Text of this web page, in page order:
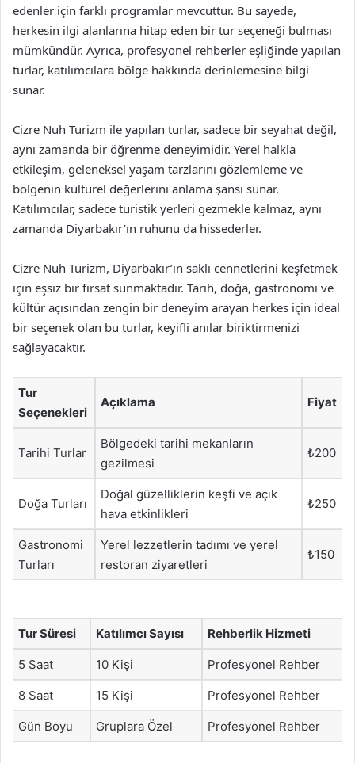
edenler için farklı programlar mevcuttur. Bu sayede,
herkesin ilgi alanlarına hitap eden bir tur seçeneği bulması
mümkündür. Ayrıca, profesyonel rehberler eşliğinde yapılan
turlar, katılımcılara bölge hakkında derinlemesine bilgi
sunar.
Cizre Nuh Turizm ile yapılan turlar, sadece bir seyahat değil,
aynı zamanda bir öğrenme deneyimidir. Yerel halkla
etkileşim, geleneksel yaşam tarzlarını gözlemleme ve
bölgenin kültürel değerlerini anlama şansı sunar.
Katılımcılar, sadece turistik yerleri gezmekle kalmaz, aynı
zamanda Diyarbakır’ın ruhunu da hissederler.
Cizre Nuh Turizm, Diyarbakır’ın saklı cennetlerini keşfetmek
için eşsiz bir fırsat sunmaktadır. Tarih, doğa, gastronomi ve
kültür açısından zengin bir deneyim arayan herkes için ideal
bir seçenek olan bu turlar, keyifli anılar biriktirmenizi
sağlayacaktır.
Tur
Seçenekleri
Açıklama Fiyat
Tarihi Turlar
Bölgedeki tarihi mekanların
gezilmesi
₺200
Doğa Turları
Doğal güzelliklerin keşfi ve açık
hava etkinlikleri
₺250
Gastronomi
Turları
Yerel lezzetlerin tadımı ve yerel
restoran ziyaretleri
₺150
Tur Süresi Katılımcı Sayısı Rehberlik Hizmeti
5 Saat 10 Kişi Profesyonel Rehber
8 Saat 15 Kişi Profesyonel Rehber
Gün Boyu Gruplara Özel Profesyonel Rehber